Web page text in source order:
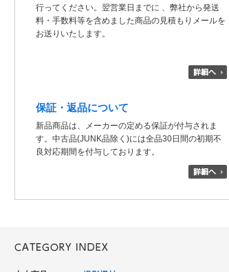
行ってください。翌営業日までに 、弊社から発送
料・手数料等を含めました商品の見積もりメールを
お送りいたします。
保証・返品について
新品商品は、メーカーの定める保証が付与されま
す。中古品(JUNK品除く)には全品30日間の初期不
良対応期間を付与しております。